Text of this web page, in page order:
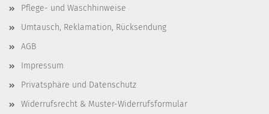
Pflege- und Waschhinweise
Umtausch, Reklamation, Rücksendung
AGB
Impressum
Privatsphäre und Datenschutz
Widerrufsrecht & Muster-Widerrufsformular